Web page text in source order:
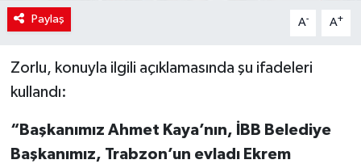
Paylaş A- A+
Zorlu, konuyla ilgili açıklamasında şu ifadeleri
kullandı:
“Başkanımız Ahmet Kaya’nın, İBB Belediye
Başkanımız, Trabzon’un evladı Ekrem